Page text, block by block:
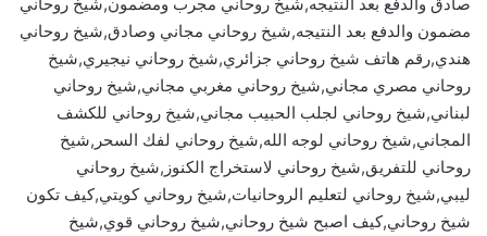
مضمون والدفع بعد النتيجه,شيخ روحاني مجاني وصادق,شيخ روحاني
هندي,رقم هاتف شيخ روحاني جزائري,شيخ روحاني نيجيري,شيخ
روحاني مصري مجاني,شيخ روحاني مغربي مجاني,شيخ روحاني
لبناني,شيخ روحاني لجلب الحبيب مجاني,شيخ روحاني للكشف
المجاني,شيخ روحاني لوجه الله,شيخ روحاني لفك السحر,شيخ
روحاني للتفريق,شيخ روحاني لاستخراج الكنوز,شيخ روحاني
ليبي,شيخ روحاني لتعليم الروحانيات,شيخ روحاني كويتي,كيف تكون
شيخ روحاني,كيف اصبح شيخ روحاني,شيخ روحاني قوي,شيخ